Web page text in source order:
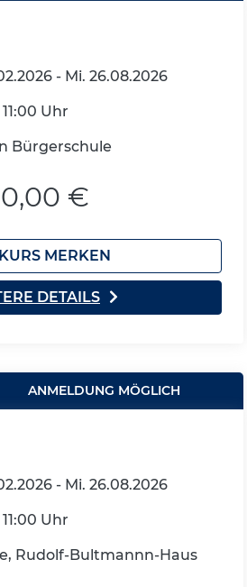
- Mi. 26.08.2026
Uhr
Bürgerschule
0,00 €
MERKEN
DETAILS
ANMELDUNG MÖGLICH
- Mi. 26.08.2026
Uhr
Rudolf-Bultmannn-Haus